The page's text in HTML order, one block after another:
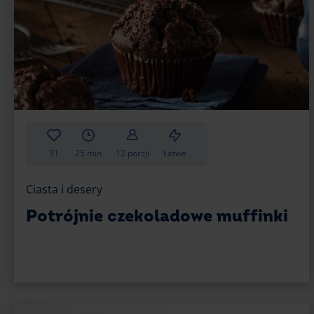
31 25 min 12 porcji Łatwe
Ciasta i desery
Potrójnie czekoladowe muffinki